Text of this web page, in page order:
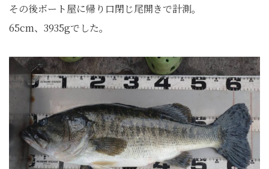
その後ボート屋に帰り口閉じ尾開きで計測。
65cm、3935gでした。